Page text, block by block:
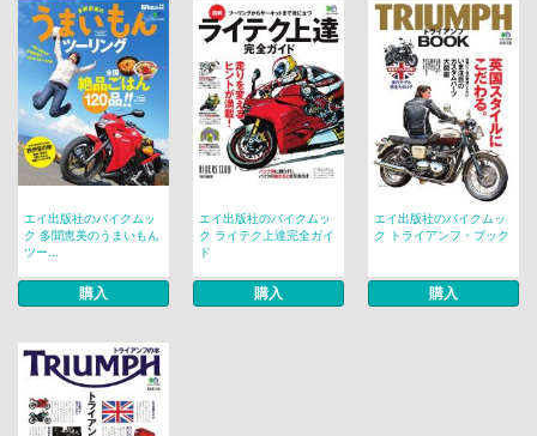
エイ出版社のバイクムッ
ク 多聞恵美のうまいもん
ツー...
購入
エイ出版社のバイクムッ
ク ライテク上達完全ガイ
ド
購入
エイ出版社のバイクムッ
ク トライアンフ・ブック
購入